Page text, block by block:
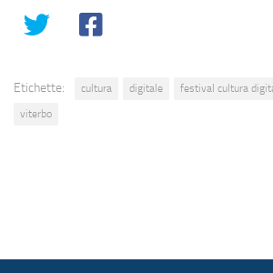
Etichette: cultura digitale festival cultura
viterbo